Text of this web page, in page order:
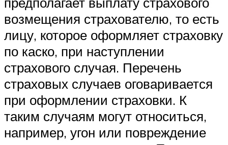
возмещения страхователю, то есть
лицу, которое оформляет страховку
по каско, при наступлении
страхового случая. Перечень
страховых случаев оговаривается
при оформлении страховки. К
таким случаям могут относиться,
например, угон или повреждение